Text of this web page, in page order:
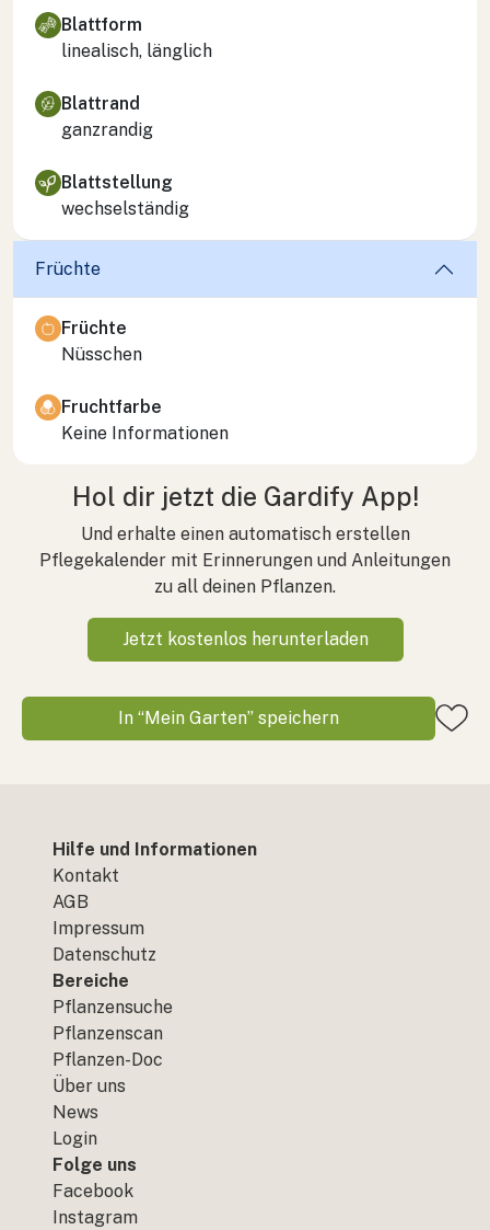
Blattform
linealisch, länglich
Blattrand
ganzrandig
Blattstellung
wechselständig
Früchte
Früchte
Nüsschen
Fruchtfarbe
Keine Informationen
Hol dir jetzt die Gardify App!
Und erhalte einen automatisch erstellen
Pflegekalender mit Erinnerungen und Anleitungen
zu all deinen Pflanzen.
Jetzt kostenlos herunterladen
In “Mein Garten” speichern
Hilfe und Informationen
Kontakt
AGB
Impressum
Datenschutz
Bereiche
Pflanzensuche
Pflanzenscan
Pflanzen-Doc
Über uns
News
Login
Folge uns
Facebook
Instagram